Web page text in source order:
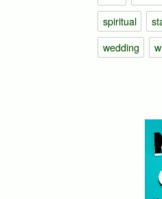
spiritual
wedding